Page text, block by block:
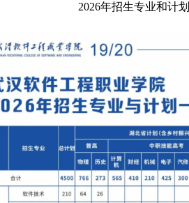
2026年招生专业和计